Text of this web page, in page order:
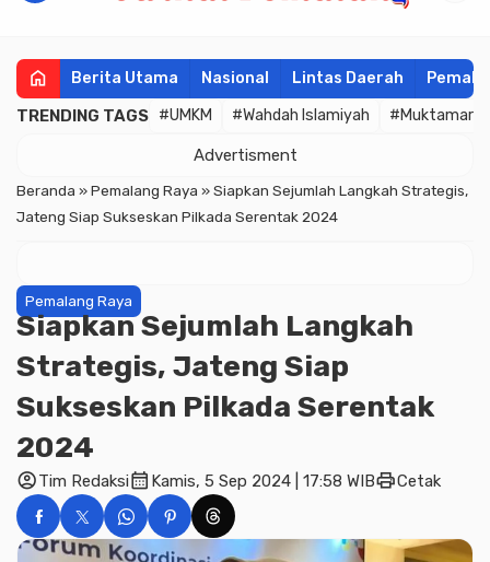
home Berita Utama Nasional Lintas Daerah
TRENDING TAGS #UMKM #Wahdah Islamiyah #Muktamar
Advertisment
Beranda »Pemalang Raya »Siapkan Sejumlah Langkah Strategis,
Jateng Siap Sukseskan Pilkada Serentak 2024
Pemalang Raya
Siapkan Sejumlah Langkah
Strategis, Jateng Siap
Sukseskan Pilkada Serentak
2024
account_circleTim Redaksicalendar_month Kamis, 5 Sep 2024 | 17:58 WIBprintCetak